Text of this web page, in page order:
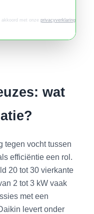
met onze privacyverklaring.
wat
tegen vocht tussen
efficiëntie een rol.
20 tot 30 vierkante
2 tot 3 kW vaak
met een
levert onder